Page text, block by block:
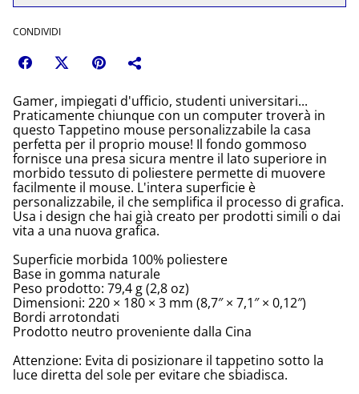
CONDIVIDI
Gamer, impiegati d'ufficio, studenti universitari...
Praticamente chiunque con un computer troverà in
questo Tappetino mouse personalizzabile la casa
perfetta per il proprio mouse! Il fondo gommoso
fornisce una presa sicura mentre il lato superiore in
morbido tessuto di poliestere permette di muovere
facilmente il mouse. L'intera superficie è
personalizzabile, il che semplifica il processo di grafica.
Usa i design che hai già creato per prodotti simili o dai
vita a una nuova grafica.
Superficie morbida 100% poliestere
Base in gomma naturale
Peso prodotto: 79,4 g (2,8 oz)
Dimensioni: 220 × 180 × 3 mm (8,7″ × 7,1″ × 0,12″)
Bordi arrotondati
Prodotto neutro proveniente dalla Cina
Attenzione: Evita di posizionare il tappetino sotto la
luce diretta del sole per evitare che sbiadisca.